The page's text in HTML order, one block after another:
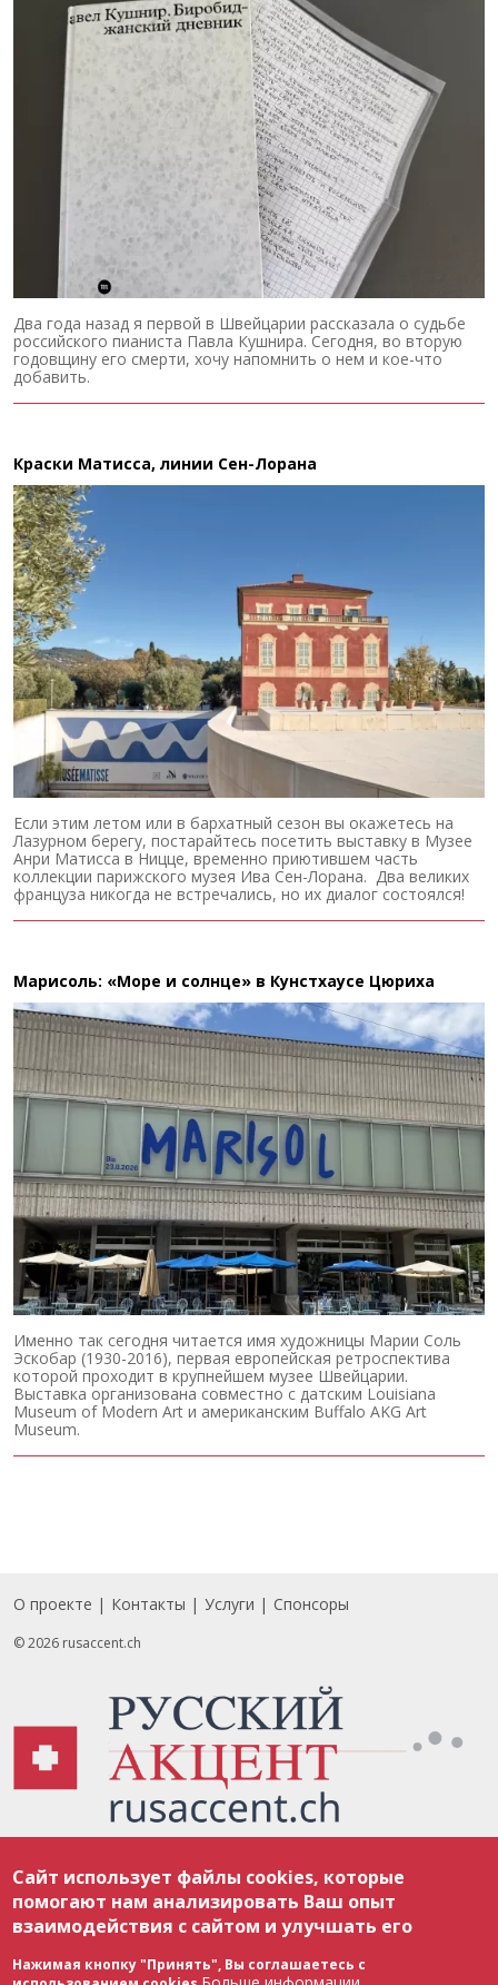
Два года назад я первой в Швейцарии рассказала о судьбе
российского пианиста Павла Кушнира. Сегодня, во вторую
годовщину его смерти, хочу напомнить о нем и кое-что
добавить.
Краски Матисса, линии Сен-Лорана
Если этим летом или в бархатный сезон вы окажетесь на
Лазурном берегу, постарайтесь посетить выставку в Музее
Анри Матисса в Ницце, временно приютившем часть
коллекции парижского музея Ива Сен-Лорана. Два великих
француза никогда не встречались, но их диалог состоялся!
Марисоль: «Море и солнце» в Кунстхаусе Цюриха
Именно так сегодня читается имя художницы Марии Соль
Эскобар (1930-2016), первая европейская ретроспектива
которой проходит в крупнейшем музее Швейцарии.
Выставка организована совместно с датским Louisiana
Museum of Modern Art и американским Buffalo AKG Art
Museum.
Footer
О проекте Контакты Услуги Спонсоры
© 2026 rusaccent.ch
соответствии с законодательством Швейцарии об авторском праве и
международными соглашениями. Полное или частичное использование
материалов возможно только с разрешения редакции. В случае полного
или частичного воспроизведения материалов сайта rusaccent.ch,
ОБЯЗАТЕЛЬНА АКТИВНАЯ ГИПЕРССЫЛКА на конкретный заимствованный
текст. Фотоизображения, размещенные редакцией rusaccent.ch, являются
ее исключительной собственностью. Полное или частичное
Сайт использует файлы cookies, которые
помогают нам анализировать Ваш опыт
взаимодействия с сайтом и улучшать его
Нажимая кнопку "Принять", Вы соглашаетесь с